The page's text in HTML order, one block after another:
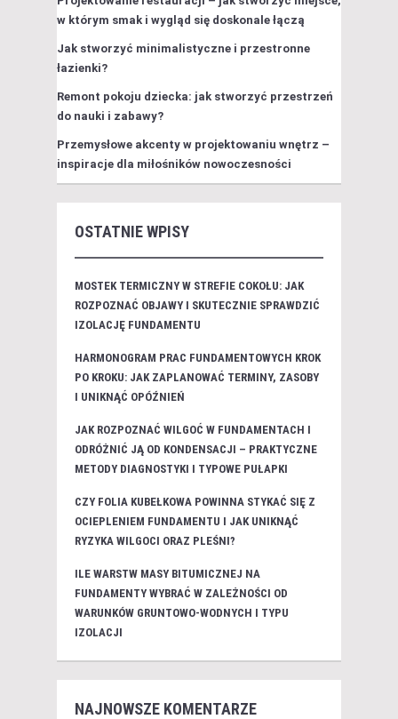
w którym smak i wygląd się doskonale łączą
Jak stworzyć minimalistyczne i przestronne
łazienki?
Remont pokoju dziecka: jak stworzyć przestrzeń
do nauki i zabawy?
Przemysłowe akcenty w projektowaniu wnętrz –
inspiracje dla miłośników nowoczesności
OSTATNIE WPISY
MOSTEK TERMICZNY W STREFIE COKOŁU: JAK
ROZPOZNAĆ OBJAWY I SKUTECZNIE SPRAWDZIĆ
IZOLACJĘ FUNDAMENTU
HARMONOGRAM PRAC FUNDAMENTOWYCH KROK
PO KROKU: JAK ZAPLANOWAĆ TERMINY, ZASOBY
I UNIKNĄĆ OPÓŹNIEŃ
JAK ROZPOZNAĆ WILGOĆ W FUNDAMENTACH I
ODRÓŻNIĆ JĄ OD KONDENSACJI – PRAKTYCZNE
METODY DIAGNOSTYKI I TYPOWE PUŁAPKI
CZY FOLIA KUBEŁKOWA POWINNA STYKAĆ SIĘ Z
OCIEPLENIEM FUNDAMENTU I JAK UNIKNĄĆ
RYZYKA WILGOCI ORAZ PLEŚNI?
ILE WARSTW MASY BITUMICZNEJ NA
FUNDAMENTY WYBRAĆ W ZALEŻNOŚCI OD
WARUNKÓW GRUNTOWO-WODNYCH I TYPU
IZOLACJI
NAJNOWSZE KOMENTARZE